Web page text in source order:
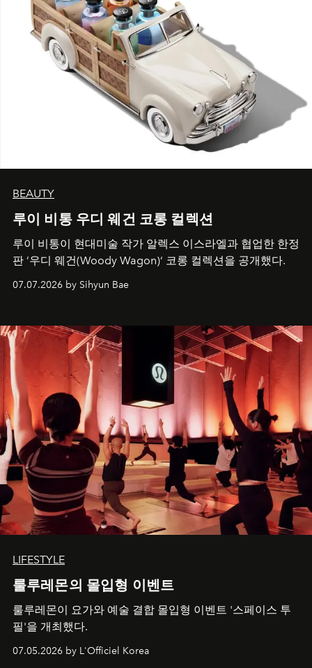
BEAUTY
루이 비통 우디 웨건 코롱 컬렉션
루이 비통이 현대미술 작가 알렉스 이스라엘과 협업한 한정
판 ’우디 웨건(Woody Wagon)‘ 코롱 컬렉션을 공개했다.
07.07.2026 by Sihyun Bae
LIFESTYLE
룰루레몬의 몰입형 이벤트
룰루레몬이 요가와 예술 결합 몰입형 이벤트 '스페이스 투
필'을 개최했다.
07.05.2026 by L'Officiel Korea